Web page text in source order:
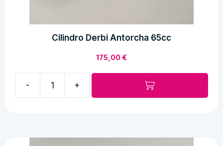
Cilindro Derbi Antorcha 65cc
175,00€
-
cantidad
+